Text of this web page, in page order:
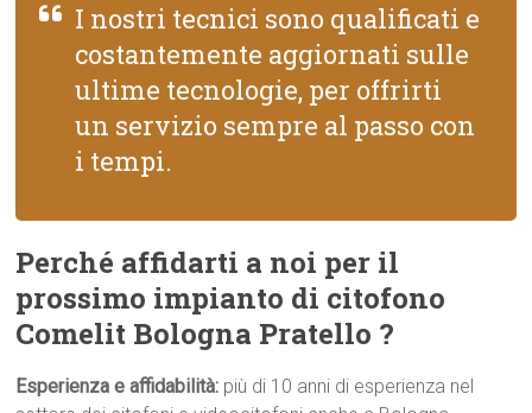
I nostri tecnici sono qualificati e
costantemente aggiornati sulle
ultime tecnologie, per offrirti
un servizio sempre al passo con
i tempi.
Perché affidarti a noi per il
prossimo impianto di citofono
Comelit Bologna Pratello ?
Esperienza e affidabilità: più di 10 anni di esperienza nel